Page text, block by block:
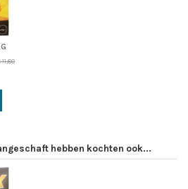
hebben kochten ook...